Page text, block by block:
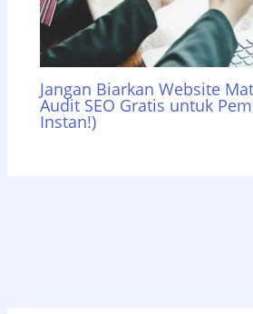
Jangan Biarkan Website
Audit SEO Gratis untuk
Instan!)